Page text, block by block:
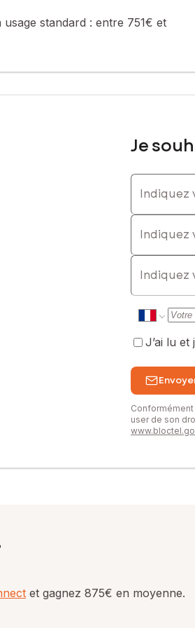
standard : entre 751€ et
Je
Indiquez
Indiquez
E-mail
J’ai lu et
user de son
et gagnez 875€ en moyenne.